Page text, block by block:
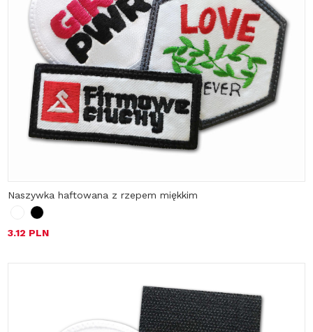
Naszywka haftowana z rzepem miękkim
3.12 PLN